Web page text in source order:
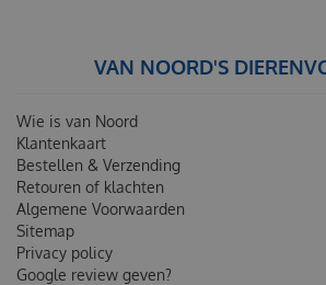
VAN NOORD'S
Wie is van Noord
Klantenkaart
Bestellen & Verzending
Retouren of klachten
Algemene Voorwaarden
Sitemap
Privacy policy
Google review geven?